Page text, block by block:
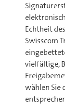
Echtheit
Swisscom
vielfältige,
wählen Sie